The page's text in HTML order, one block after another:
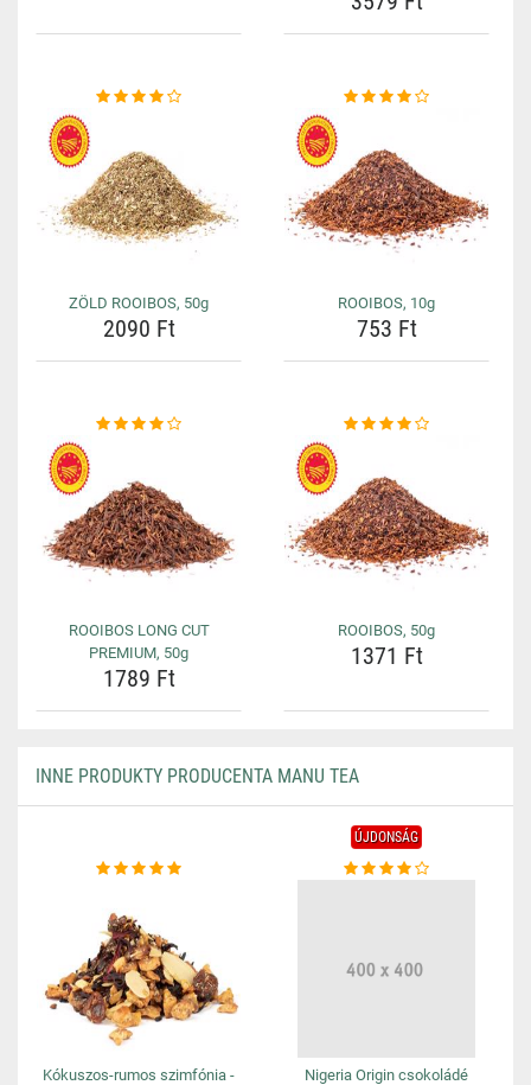
ZÖLD ROOIBOS, 50g
2090 Ft
ROOIBOS, 10g
753 Ft
ROOIBOS LONG CUT
PREMIUM, 50g
1789 Ft
ROOIBOS, 50g
1371 Ft
INNE PRODUKTY PRODUCENTA MANU TEA
Kókuszos-rumos szimfónia -
ÚJDONSÁG
Nigeria Origin csokoládé